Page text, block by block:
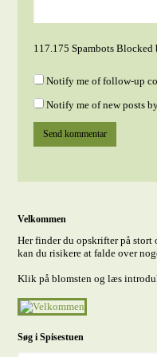
117.175 Spambots Blocked
Notify me of follow-up
Notify me of new posts
Velkommen
Her finder du opskrifter på stort
kan du risikere at falde over
Klik på blomsten og læs
Søg i Spisestuen